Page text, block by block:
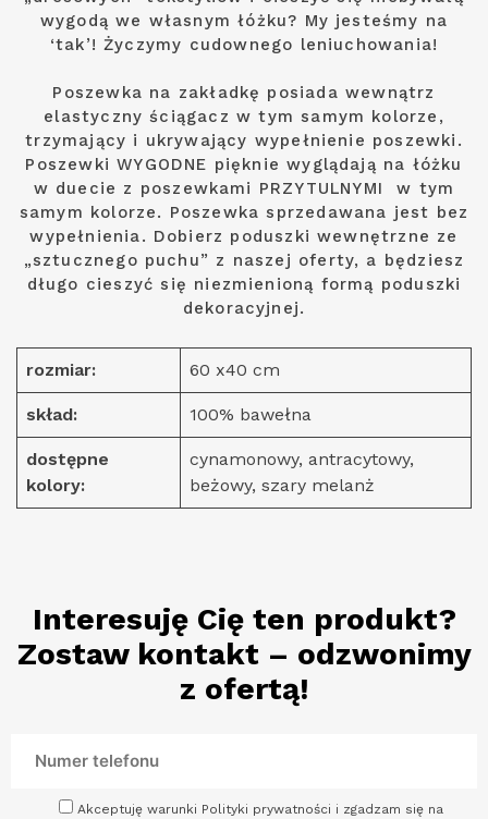
wygodą we własnym łóżku? My jesteśmy na
‘tak’! Życzymy cudownego leniuchowania!
Poszewka na zakładkę posiada wewnątrz
elastyczny ściągacz w tym samym kolorze,
trzymający i ukrywający wypełnienie poszewki.
Poszewki WYGODNE pięknie wyglądają na łóżku
w duecie z poszewkami PRZYTULNYMI w tym
samym kolorze. Poszewka sprzedawana jest bez
wypełnienia. Dobierz poduszki wewnętrzne ze
„sztucznego puchu” z naszej oferty, a będziesz
długo cieszyć się niezmienioną formą poduszki
dekoracyjnej.
rozmiar: 60 x40 cm
skład: 100% bawełna
dostępne
kolory:
cynamonowy, antracytowy,
beżowy, szary melanż
Interesuję Cię ten produkt?
Zostaw kontakt – odzwonimy
z ofertą!
Akceptuję warunki Polityki prywatności i zgadzam się na